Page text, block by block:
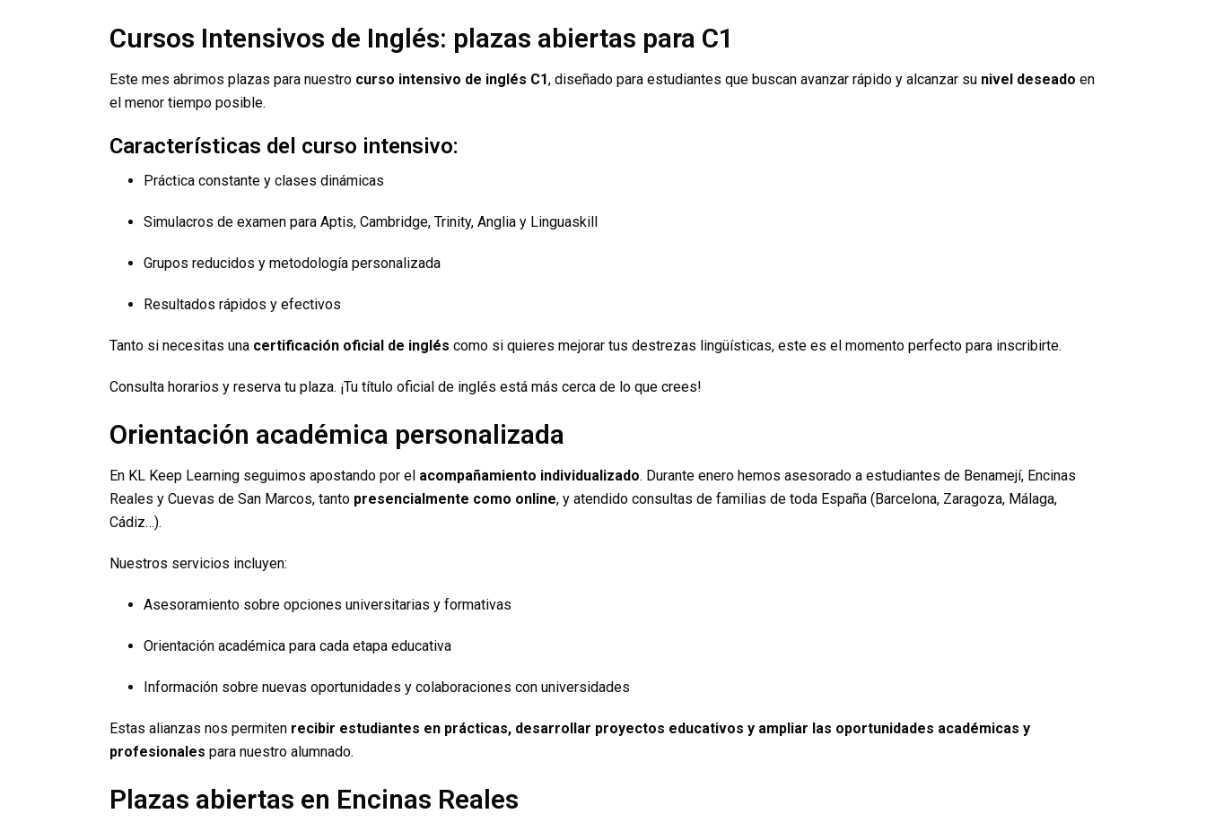
Cursos Intensivos de Inglés: plazas abiertas para C1
Este mes abrimos plazas para nuestro curso intensivo de inglés C1, diseñado para estudiantes que buscan avanzar rápido y alcanzar su nivel deseado en
el menor tiempo posible.
Características del curso intensivo:
Práctica constante y clases dinámicas
Simulacros de examen para Aptis, Cambridge, Trinity, Anglia y Linguaskill
Grupos reducidos y metodología personalizada
Resultados rápidos y efectivos
Tanto si necesitas una certificación oficial de inglés como si quieres mejorar tus destrezas lingüísticas, este es el momento perfecto para inscribirte.
Consulta horarios y reserva tu plaza. ¡Tu título oficial de inglés está más cerca de lo que crees!
Orientación académica personalizada
En KL Keep Learning seguimos apostando por el acompañamiento individualizado. Durante enero hemos asesorado a estudiantes de Benamejí, Encinas
Reales y Cuevas de San Marcos, tanto presencialmente como online, y atendido consultas de familias de toda España (Barcelona, Zaragoza, Málaga,
Cádiz…).
Nuestros servicios incluyen:
Asesoramiento sobre opciones universitarias y formativas
Orientación académica para cada etapa educativa
Información sobre nuevas oportunidades y colaboraciones con universidades
Estas alianzas nos permiten recibir estudiantes en prácticas, desarrollar proyectos educativos y ampliar las oportunidades académicas y
profesionales para nuestro alumnado.
Plazas abiertas en Encinas Reales